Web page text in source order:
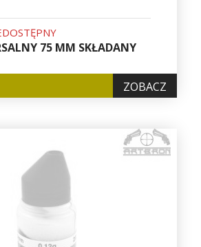
75 MM SKŁADANY
ZOBACZ